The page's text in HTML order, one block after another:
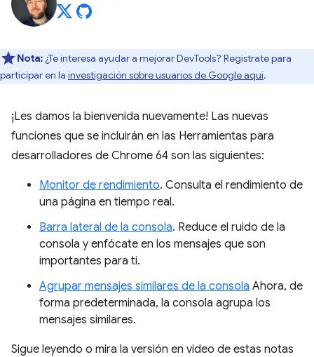
Nota: ¿Te interesa ayudar a mejorar DevTools? Regístrate para
participar en la investigación sobre usuarios de Google aquí.
¡Les damos la bienvenida nuevamente! Las nuevas
funciones que se incluirán en las Herramientas para
desarrolladores de Chrome 64 son las siguientes:
Monitor de rendimiento. Consulta el rendimiento de
una página en tiempo real.
Barra lateral de la consola. Reduce el ruido de la
consola y enfócate en los mensajes que son
importantes para ti.
Agrupar mensajes similares de la consola Ahora, de
forma predeterminada, la consola agrupa los
mensajes similares.
Sigue leyendo o mira la versión en video de estas notas